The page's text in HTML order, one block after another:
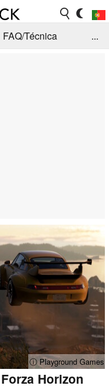
FAQ/Técnica
...
ⓘ Playground Games
Horizon